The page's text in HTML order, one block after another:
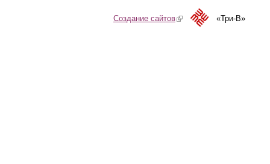
Создание сайтов(link is external)«Три-В»